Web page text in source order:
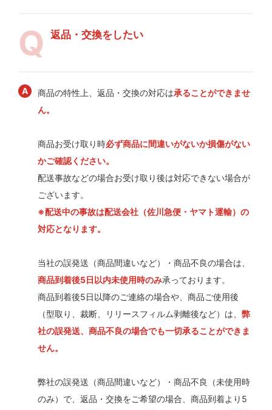
返品・交換をしたい
商品の特性上、返品・交換の対応は承ることができませ
ん。
商品お受け取り時必ず商品に間違いがないか損傷がない
かご確認ください。
配送事故などの場合お受け取り後は対応できない場合が
ございます。
※配送中の事故は配送会社（佐川急便・ヤマト運輸）の
対応となります。
当社の誤発送（商品間違いなど）・商品不良の場合は、
商品到着後5日以内未使用時のみ承っております。
商品到着後5日以降のご連絡の場合や、商品ご使用後
（型取り、裁断、リリースフィルム剥離後など）は、 弊
社の誤発送、商品不良の場合でも一切承ることができま
せん。
弊社の誤発送（商品間違いなど）・商品不良（未使用時
のみ）で、返品・交換をご希望の場合、商品到着より5